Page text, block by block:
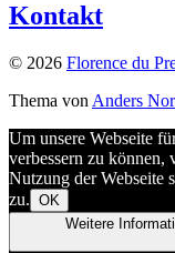
Kontakt
© 2026 Florence du
Thema von Anders
Um unsere Webseite
verbessern zu
Nutzung der Webseite
zu. OK
Weitere